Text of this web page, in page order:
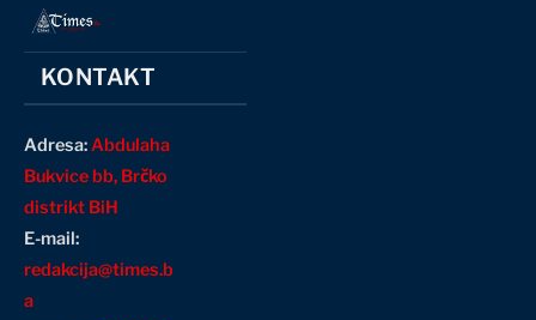
KONTAKT
Adresa:Abdulaha
Bukvice bb, Brčko
distrikt BiH
E-mail:
redakcija@times.b
a